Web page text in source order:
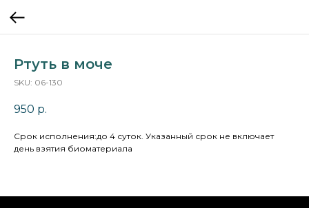
Ртуть в моче
SKU: 06-130
950 р.
Cрок исполнения:до 4 суток. Указанный срок не включает
день взятия биоматериала